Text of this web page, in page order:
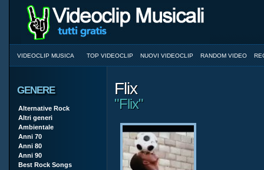
VIDEOCLIP MUSICA TOP VIDEOCLIP NUOVI VIDEOCLIP RANDOM VIDEO
GENERE
Alternative Rock
Altri generi
Ambientale
Anni 70
Anni 80
Anni 90
Best Rock Songs
Flix
"Flix"